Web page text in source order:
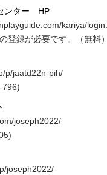
ンター HP
kariya/
登録が必要です。（無料）
p/jaatd22n-pih/
796)
joseph2022/
joseph2022/